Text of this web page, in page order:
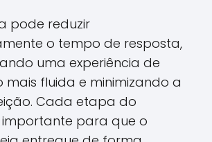
pode reduzir
o tempo de resposta,
uma experiência de
fluida e minimizando a
Cada etapa do
importante para que o